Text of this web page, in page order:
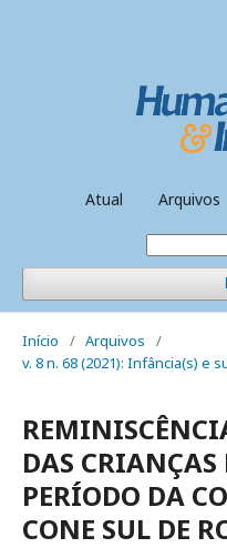
Atual Arquivos
Início / Arquivos
/
v. 8 n. 68 (2021): Infância(s) e
DAS
PERÍODO DA
CONE SUL DE